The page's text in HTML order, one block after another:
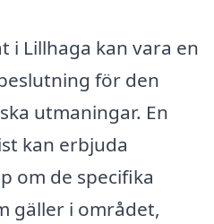
i Lillhaga kan vara en
för den
utmaningar. En
kan erbjuda
om de specifika
gäller i området,